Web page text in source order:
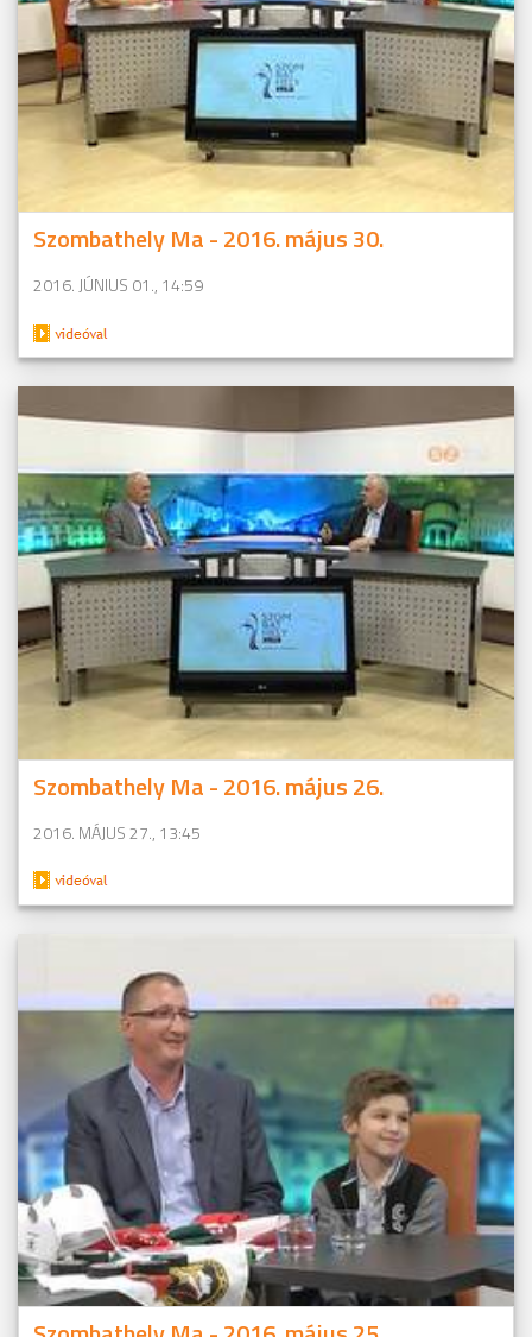
Szombathely Ma - 2016. május 30.
2016. JÚNIUS 01., 14:59
Szombathely Ma - 2016. május 26.
2016. MÁJUS 27., 13:45